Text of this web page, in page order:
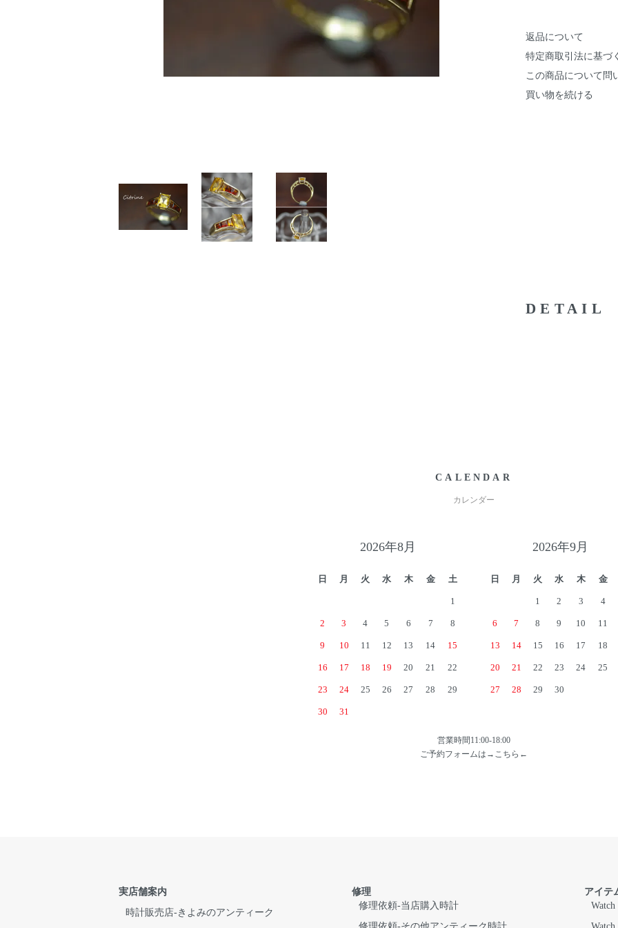
返品について
特定商取引法に基づ
この商品について問
買い物を続ける
DETAIL
CALENDAR
カレンダー
2026年8月
日 月 火 水 木 金 土
1
2 3 4 5 6 7 8
9 10 11 12 13 14 15
16 17 18 19 20 21 22
23 24 25 26 27 28 29
30 31
2026年9月
日 月 火 水 木 金
1 2 3 4
6 7 8 9 10 11
13 14 15 16 17 18
20 21 22 23 24 25
27 28 29 30
営業時間11:00-18:00
ご予約フォームは→ こちら ←
実店舗案内
時計販売店-きよみのアンティーク
修理
修理依頼-当店購入時計
アイテ
Watch